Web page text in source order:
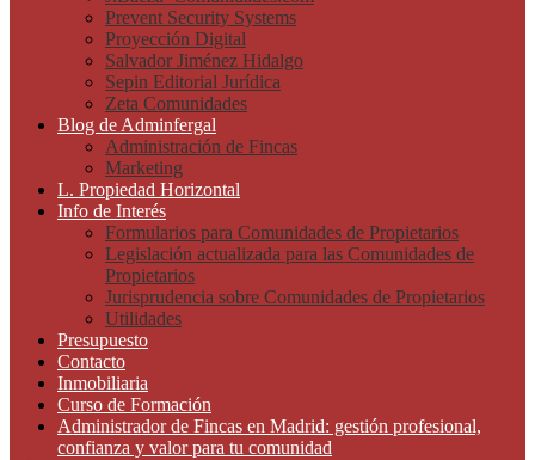
Prevent Security Systems
Proyección Digital
Salvador Jiménez Hidalgo
Sepin Editorial Jurídica
Zeta Comunidades
Blog de Adminfergal
Administración de Fincas
Marketing
L. Propiedad Horizontal
Info de Interés
Formularios para Comunidades de Propietarios
Legislación actualizada para las Comunidades de
Propietarios
Jurisprudencia sobre Comunidades de Propietarios
Utilidades
Presupuesto
Contacto
Inmobiliaria
Curso de Formación
Administrador de Fincas en Madrid: gestión profesional,
confianza y valor para tu comunidad